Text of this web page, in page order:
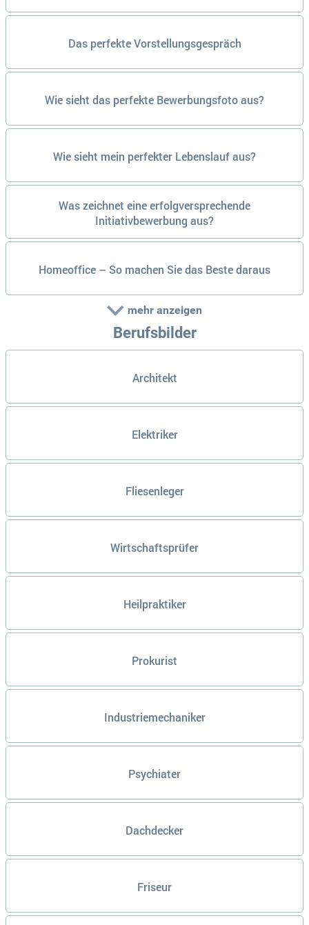
Das perfekte Vorstellungsgespräch
Wie sieht das perfekte Bewerbungsfoto aus?
Wie sieht mein perfekter Lebenslauf aus?
Was zeichnet eine erfolgversprechende
Initiativbewerbung aus?
Homeoffice – So machen Sie das Beste daraus
mehr anzeigen
Berufsbilder
Architekt
Elektriker
Fliesenleger
Wirtschaftsprüfer
Heilpraktiker
Prokurist
Industriemechaniker
Psychiater
Dachdecker
Friseur